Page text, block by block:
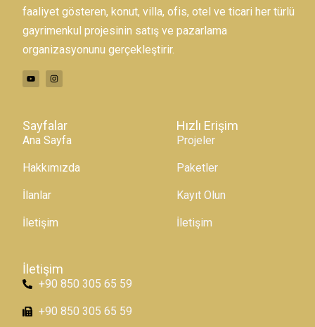
faaliyet gösteren, konut, villa, ofis, otel ve ticari her türlü
gayrimenkul projesinin satış ve pazarlama
organizasyonunu gerçekleştirir.
Sayfalar
Ana Sayfa
Hakkımızda
İlanlar
İletişim
Hızlı Erişim
Projeler
Paketler
Kayıt Olun
İletişim
İletişim
+90 850 305 65 59
+90 850 305 65 59